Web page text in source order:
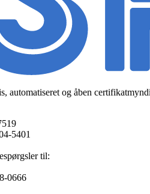
automatiseret og åben
5401
til:
0666